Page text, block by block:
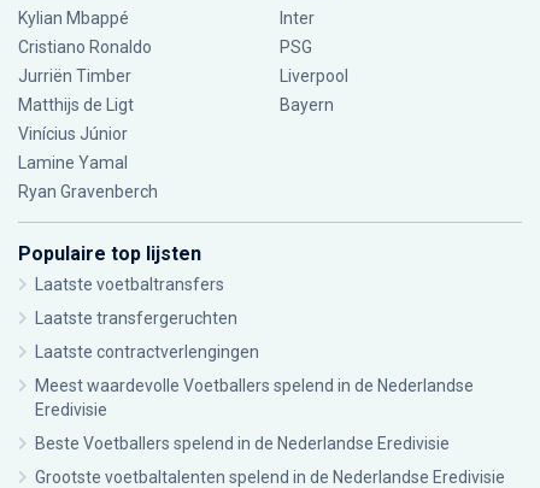
Kylian Mbappé
Cristiano Ronaldo
Jurriën Timber
Matthijs de Ligt
Vinícius Júnior
Lamine Yamal
Ryan Gravenberch
Inter
PSG
Liverpool
Bayern
Populaire top lijsten
Laatste voetbaltransfers
Laatste transfergeruchten
Laatste contractverlengingen
Meest waardevolle Voetballers spelend in de Nederlandse
Eredivisie
Beste Voetballers spelend in de Nederlandse Eredivisie
Grootste voetbaltalenten spelend in de Nederlandse Eredivisie